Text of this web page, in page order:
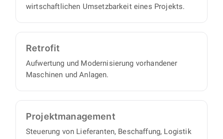
wirtschaftlichen Umsetzbarkeit eines Projekts.
Retrofit
Aufwertung und Modernisierung vorhandener
Maschinen und Anlagen.
Projekt­management
Steuerung von Lieferanten, Beschaffung, Logistik